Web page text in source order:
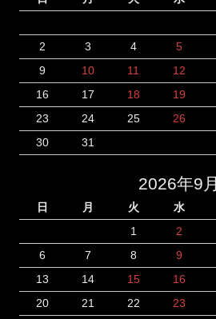
2
3 4 5
9
10 11 12
16
17 18 19
23
24 25 26
30
31
2026年9月
日 月 火 水
1
2
6
7 8 9
13
14 15 16
20
21 22 23